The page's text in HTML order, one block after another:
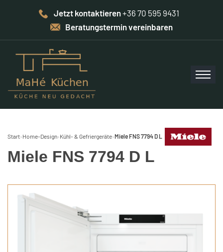
Jetzt kontaktieren+36 70 595 9431
Beratungstermin vereinbaren
Start› Home-Design› Kühl- & Gefriergeräte›Miele FNS 7794 D L
Miele FNS 7794 D L